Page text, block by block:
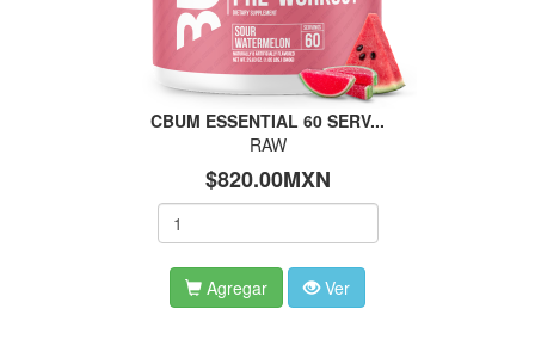
CBUM ESSENTIAL 60 SERV...
RAW
$820.00MXN
Agregar Ver